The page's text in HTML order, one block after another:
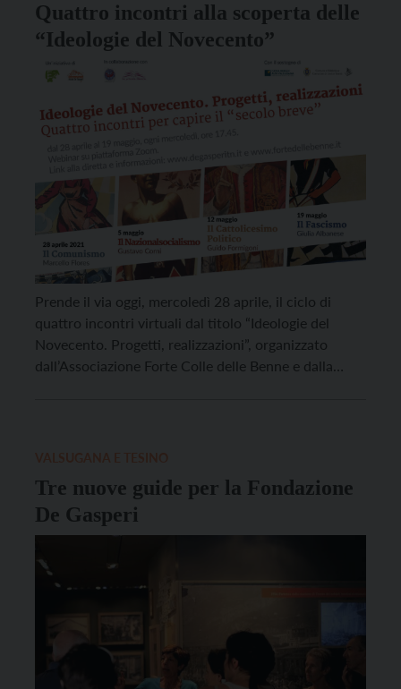
Quattro incontri alla scoperta delle
“Ideologie del Novecento”
Prende il via oggi, mercoledì 28 aprile, il ciclo di
quattro incontri virtuali dal titolo “Ideologie del
Novecento. Progetti, realizzazioni”, organizzato
dall’Associazione Forte Colle delle Benne e dalla
Tre nuove guide per la Fondazione
De Gasperi